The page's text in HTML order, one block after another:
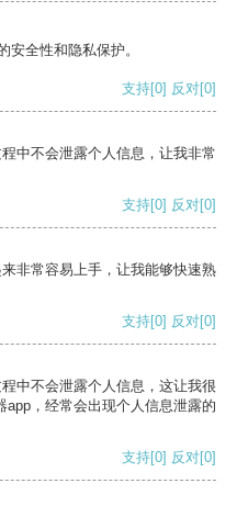
全性和隐私保护。
支持[0] 反对[0]
中不会泄露个人信息，让我非常
支持[0] 反对[0]
非常容易上手，让我能够快速熟
支持[0] 反对[0]
中不会泄露个人信息，这让我很
，经常会出现个人信息泄露的
支持[0] 反对[0]